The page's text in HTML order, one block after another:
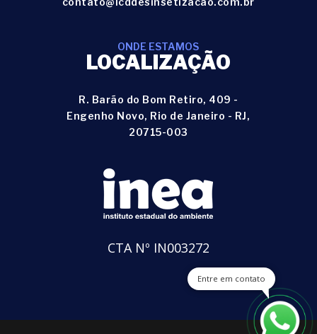
ONDE ESTAMOS
LOCALIZAÇÃO
R. Barão do Bom Retiro, 409 -
Engenho Novo, Rio de Janeiro - RJ,
20715-003
CTA Nº IN003272
Entre em contato